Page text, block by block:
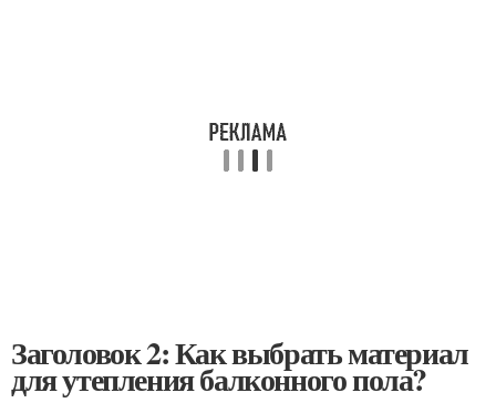
Заголовок 2: Как выбрать материал
для утепления балконного пола?